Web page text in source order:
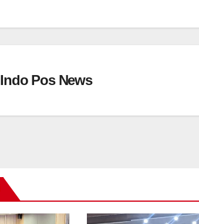
Indo Pos News